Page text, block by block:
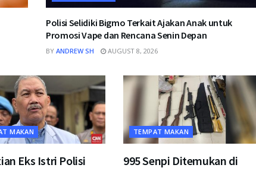
Polisi Selidiki Bigmo Terkait Ajakan Anak untuk
Promosi Vape dan Rencana Senin Depan
BY ANDREW SH AUGUST 8, 2026
MAKAN
Eks Istri Polisi
TEMPAT MAKAN
995 Senpi Ditemukan di